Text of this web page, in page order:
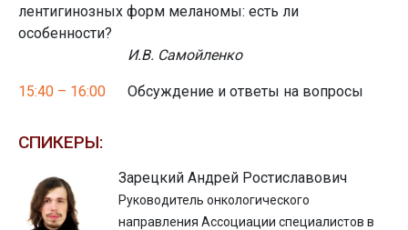
лентигинозных форм меланомы: есть ли
особенности?
И.В. Самойленко
15:40 – 16:00 Обсуждение и ответы на вопросы
СПИКЕРЫ:
Зарецкий Андрей Ростиславович
Руководитель онкологического
направления Ассоциации специалистов в